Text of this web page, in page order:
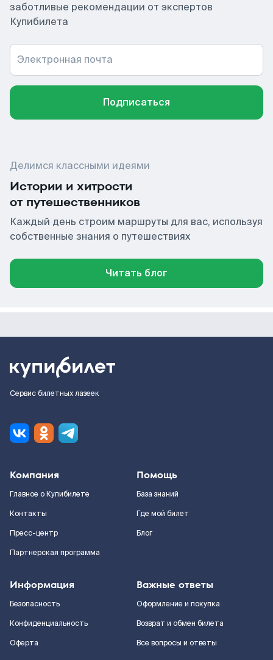
заботливые рекомендации от экспертов
Купибилета
Электронная почта
Подписаться
Делимся классными идеями
Истории и хитрости
от путешественников
Каждый день строим маршруты для вас, используя
собственные знания о путешествиях
Читать блог
Сервис билетных лазеек
Компания
Главное о Купибилете
Контакты
Пресс-центр
Партнерская программа
Помощь
База знаний
Где мой билет
Блог
Информация
Безопасность
Конфиденциальность
Оферта
Важные ответы
Оформление и покупка
Возврат и обмен билета
Все вопросы и ответы